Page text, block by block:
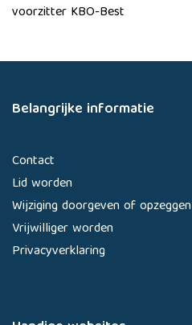
voorzitter KBO-Best
Belangrijke informatie
Contact
Lid worden
Wijziging doorgeven of opzeggen
Vrijwilliger worden
Privacyverklaring